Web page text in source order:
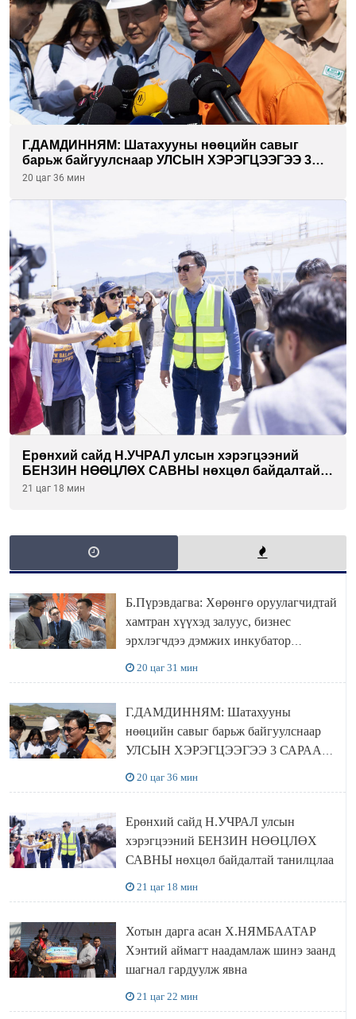
Г.ДАМДИННЯМ: Шатахууны нөөцийн савыг
барьж байгуулснаар УЛСЫН ХЭРЭГЦЭЭГЭЭ 3
САРААР НӨӨЦЛӨДӨГ болно
20 цаг 36 мин
Ерөнхий сайд Н.УЧРАЛ улсын хэрэгцээний
БЕНЗИН НӨӨЦЛӨХ САВНЫ нөхцөл байдалтай
танилцлаа
21 цаг 18 мин
Б.Пүрэвдагва: Хөрөнгө оруулагчидтай
хамтран хүүхэд залуус, бизнес
эрхлэгчдээ дэмжих инкубатор
20 цаг 31 мин
Г.ДАМДИННЯМ: Шатахууны
нөөцийн савыг барьж байгуулснаар
УЛСЫН ХЭРЭГЦЭЭГЭЭ 3 САРААР
20 цаг 36 мин
Ерөнхий сайд Н.УЧРАЛ улсын
хэрэгцээний БЕНЗИН НӨӨЦЛӨХ
САВНЫ нөхцөл байдалтай танилцлаа
21 цаг 18 мин
Хотын дарга асан Х.НЯМБААТАР
Хэнтий аймагт наадамлаж шинэ заанд
шагнал гардуулж явна
21 цаг 22 мин